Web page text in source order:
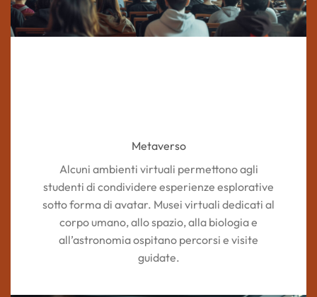
Metaverso
Alcuni ambienti virtuali permettono agli
studenti di condividere esperienze esplorative
sotto forma di avatar. Musei virtuali dedicati al
corpo umano, allo spazio, alla biologia e
all’astronomia ospitano percorsi e visite
guidate.